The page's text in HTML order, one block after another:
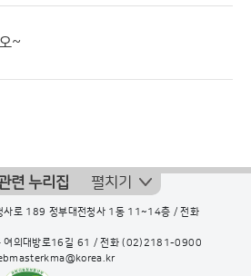
~
련 누리집 펼치기
로 189 정부대전청사 1동 11~14층 / 전화
여의대방로16길 61 / 전화(02)2181-0900